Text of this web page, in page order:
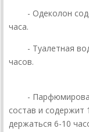
- Одеколон
- Туалетная
часов.
-
состав и содержит
держаться 6-10